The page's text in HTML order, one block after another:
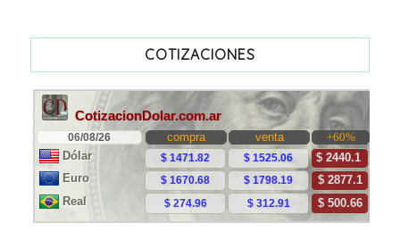
COTIZACIONES